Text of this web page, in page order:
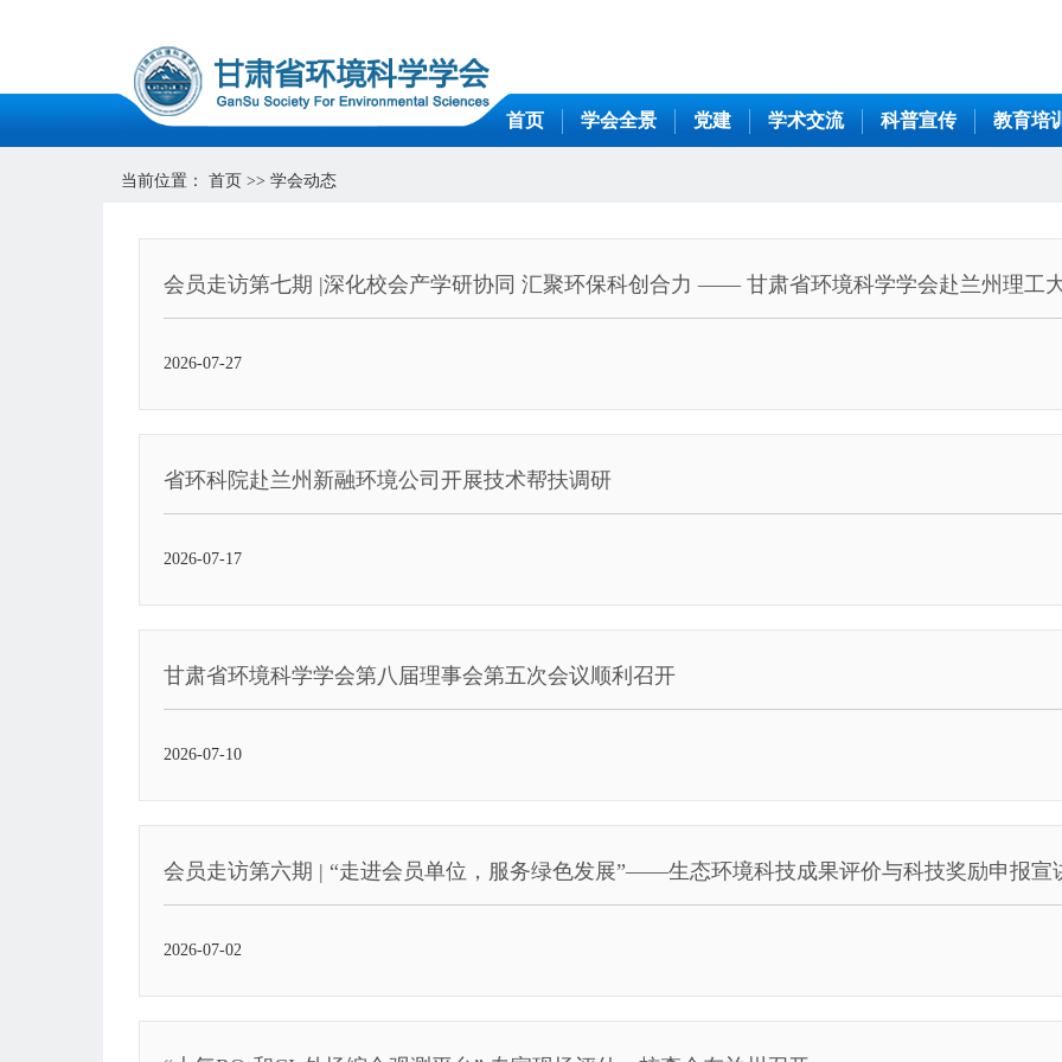
首页 学会全景 党建 学术交流 科普宣传 教育培
当前位置： 首页 >> 学会动态
会员走访第七期 |深化校会产学研协同 汇聚环保科创合力 —— 甘肃省环境科学学会赴兰州理工
2026-07-27
省环科院赴兰州新融环境公司开展技术帮扶调研
2026-07-17
甘肃省环境科学学会第八届理事会第五次会议顺利召开
2026-07-10
会员走访第六期 | “走进会员单位，服务绿色发展”——生态环境科技成果评价与科技奖励申报宣
2026-07-02